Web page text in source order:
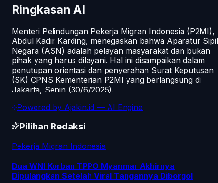
Ringkasan AI
Menteri Pelindungan Pekerja Migran Indonesia (P2MI),
Abdul Kadir Karding, menegaskan bahwa Aparatur Sipil
Negara (ASN) adalah pelayan masyarakat dan bukan
pihak yang harus dilayani. Hal ini disampaikan dalam
penutupan orientasi dan penyerahan Surat Keputusan
(SK) CPNS Kementerian P2MI yang berlangsung di
Jakarta, Senin (30/6/2025).
Powered by Ajakin.id — AI Engine
Pilihan Redaksi
Pekerja Migran Indonesia
Dua WNI Korban TPPO Myanmar Akhirnya
Dipulangkan Setelah Viral Tangannya Diborgol